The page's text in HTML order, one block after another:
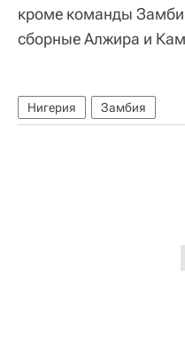
кроме команды
сборные Алжира и
Нигерия Замбия